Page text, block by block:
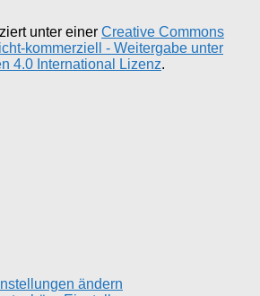
unter einer Creative Commons
kommerziell - Weitergabe unter
4.0 International Lizenz.
ändern